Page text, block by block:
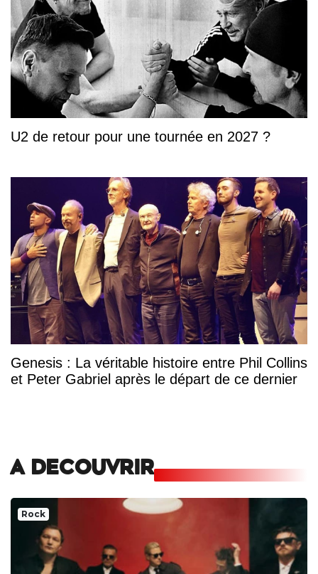
U2 de retour pour une tournée en 2027 ?
Genesis : La véritable histoire entre Phil Collins
et Peter Gabriel après le départ de ce dernier
A DECOUVRIR
Rock